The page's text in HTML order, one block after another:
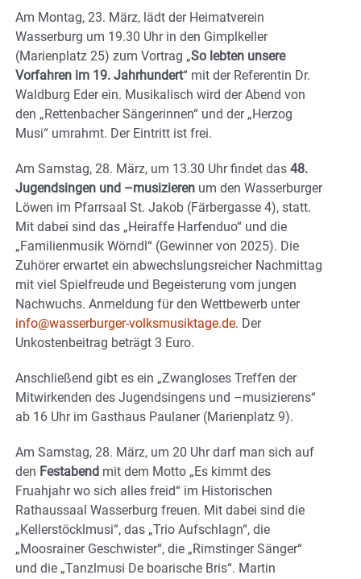
Am Montag, 23. März, lädt der Heimatverein
Wasserburg um 19.30 Uhr in den Gimplkeller
(Marienplatz 25) zum Vortrag „So lebten unsere
Vorfahren im 19. Jahrhundert“ mit der Referentin Dr.
Waldburg Eder ein. Musikalisch wird der Abend von
den „Rettenbacher Sängerinnen“ und der „Herzog
Musi“ umrahmt. Der Eintritt ist frei.
Am Samstag, 28. März, um 13.30 Uhr findet das 48.
Jugendsingen und –musizieren um den Wasserburger
Löwen im Pfarrsaal St. Jakob (Färbergasse 4), statt.
Mit dabei sind das „Heiraffe Harfenduo“ und die
„Familienmusik Wörndl“ (Gewinner von 2025). Die
Zuhörer erwartet ein abwechslungsreicher Nachmittag
mit viel Spielfreude und Begeisterung vom jungen
Nachwuchs. Anmeldung für den Wettbewerb unter
info@wasserburger-volksmusiktage.de. Der
Unkostenbeitrag beträgt 3 Euro.
Anschließend gibt es ein „Zwangloses Treffen der
Mitwirkenden des Jugendsingens und –musizierens“
ab 16 Uhr im Gasthaus Paulaner (Marienplatz 9).
Am Samstag, 28. März, um 20 Uhr darf man sich auf
den Festabend mit dem Motto „Es kimmt des
Fruahjahr wo sich alles freid“ im Historischen
Rathaussaal Wasserburg freuen. Mit dabei sind die
„Kellerstöcklmusi“, das „Trio Aufschlagn“, die
„Moosrainer Geschwister“, die „Rimstinger Sänger“
und die „Tanzlmusi De boarische Bris“. Martin